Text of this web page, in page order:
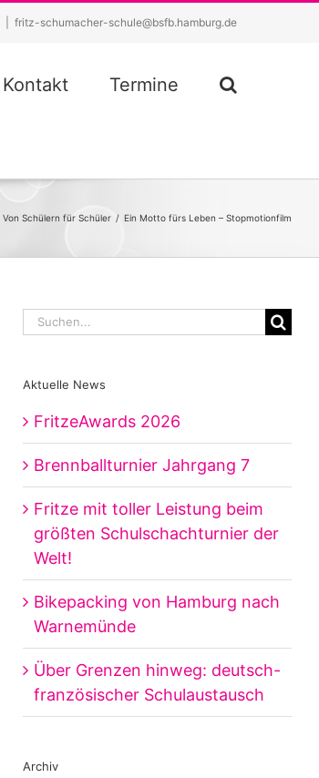
fritz-schumacher-schule@bsfb.hamburg.de
Kontakt Termine
Von Schülern für Schüler / Ein Motto fürs Leben – Stopmotionfilm
Suche
Aktuelle News
FritzeAwards 2026
Brennballturnier Jahrgang 7
Fritze mit toller Leistung beim
größten Schulschachturnier der
Welt!
Bikepacking von Hamburg nach
Warnemünde
Über Grenzen hinweg: deutsch-
französischer Schulaustausch
Archiv